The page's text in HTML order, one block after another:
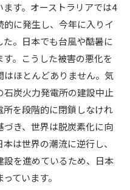
す。オーストラリアでは4
に発生し、今年に入りイ
。日本でも台風や酷暑に
。こうした被害の悪化を
ほとんどありません。気
炭火力発電所の建設中止
を段階的に閉鎖しなけれ
き、世界は脱炭素化に向
は世界の潮流に逆行し、
を進めているため、日本
ています。